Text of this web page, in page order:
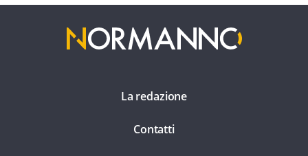
La redazione
Contatti